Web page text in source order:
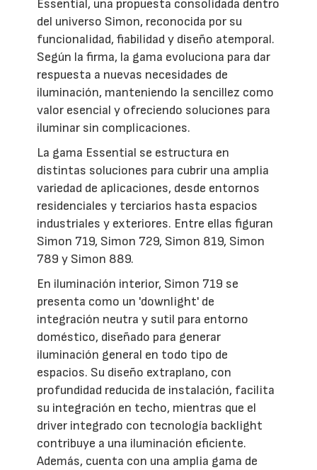
Essential, una propuesta consolidada dentro
del universo Simon, reconocida por su
funcionalidad, fiabilidad y diseño atemporal.
Según la firma, la gama evoluciona para dar
respuesta a nuevas necesidades de
iluminación, manteniendo la sencillez como
valor esencial y ofreciendo soluciones para
iluminar sin complicaciones.
La gama Essential se estructura en
distintas soluciones para cubrir una amplia
variedad de aplicaciones, desde entornos
residenciales y terciarios hasta espacios
industriales y exteriores. Entre ellas figuran
Simon 719, Simon 729, Simon 819, Simon
789 y Simon 889.
En iluminación interior, Simon 719 se
presenta como un 'downlight' de
integración neutra y sutil para entorno
doméstico, diseñado para generar
iluminación general en todo tipo de
espacios. Su diseño extraplano, con
profundidad reducida de instalación, facilita
su integración en techo, mientras que el
driver integrado con tecnología backlight
contribuye a una iluminación eficiente.
Además, cuenta con una amplia gama de